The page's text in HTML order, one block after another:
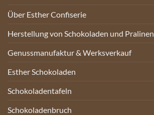
Über Esther Confiserie
Herstellung von Schokoladen und Pralinen
Genussmanufaktur & Werksverkauf
Esther Schokoladen
Schokoladentafeln
Schokoladenbruch